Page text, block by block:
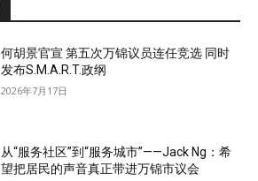
何胡景官宣 第五次万锦议员连任竞选 同时
发布S.M.A.R.T.政纲
2026年7月17日
从“服务社区”到“服务城市”——Jack Ng：希
望把居民的声音真正带进万锦市议会